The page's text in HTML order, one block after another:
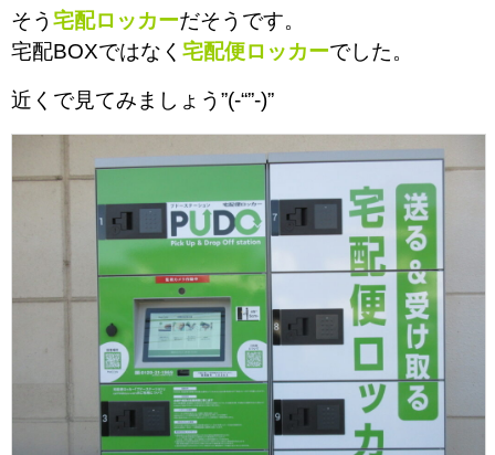
そう 宅配ロッカーだそうです。
宅配BOXではなく 宅配便ロッカーでした。
近くで見てみましょう”(-“”-)”